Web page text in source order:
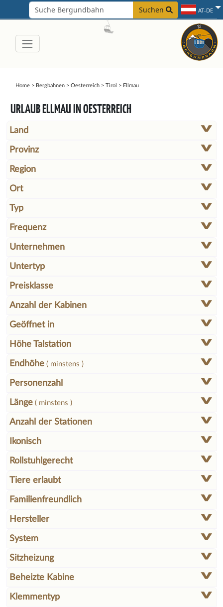
Suchen AT-DE
Home> Bergbahnen> Oesterreich> Tirol > Ellmau
URLAUB ELLMAU IN OESTERREICH
Land
Provinz
Region
Ort
Typ
Frequenz
Unternehmen
Untertyp
Preisklasse
Anzahl der Kabinen
Geöffnet in
Höhe Talstation
Endhöhe( minstens )
Personenzahl
Länge( minstens )
Anzahl der Stationen
Ikonisch
Rollstuhlgerecht
Tiere erlaubt
Familienfreundlich
Hersteller
System
Sitzheizung
Beheizte Kabine
Klemmentyp